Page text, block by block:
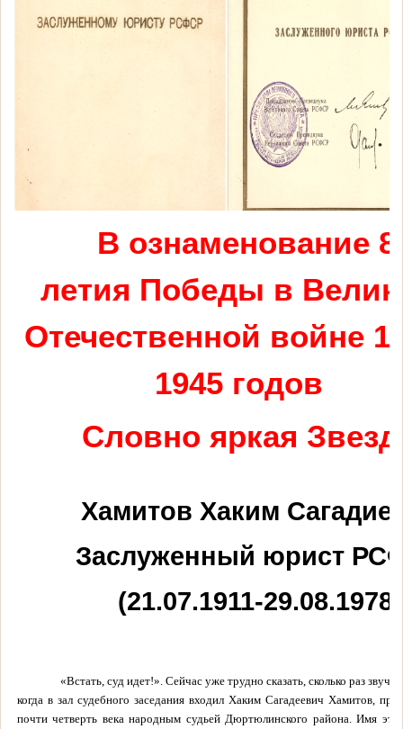
В ознаменование
летия Победы в
Отечественной войне
1945 годов
Словно яркая
Хамитов Хаким
Заслуженный юрист
(21.07.1911-29.08.1978)
«Встать, суд идет!». Сейчас уже трудно сказать, сколько раз
когда в зал судебного заседания входил Хаким Сагадеевич Хамитов,
почти четверть века народным судьей Дюртюлинского района. Имя